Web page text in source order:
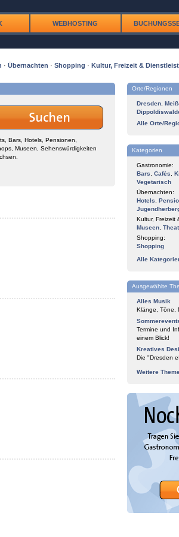
WEBHOSTING
· Übernachten · Shopping · Kultur, Freizeit &
Bars, Hotels, Pensionen,
Museen, Sehenswürdigkeiten
Orte/Regionen
Dresden
Alle Orte/
Kategorien
Gastronomie:
Bars
Cafés
Vegetarisch
Übernachten:
Hotels
Kultur, Freizeit
Museen
Shopping:
Shopping
Alle
Ausgewählte
Alles Musik
Klänge, Töne,
Termine und
einem Blick!
Kreatives
Die "Dresden
Weitere